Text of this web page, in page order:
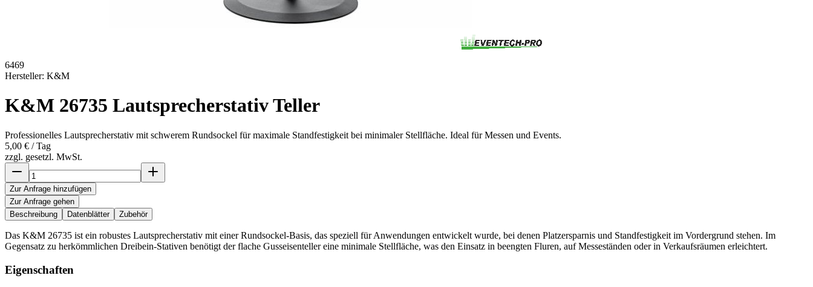
6469
Hersteller: K&M
K&M 26735 Lautsprecherstativ Teller
Professionelles Lautsprecherstativ mit schwerem Rundsockel für maximale Standfestigkeit bei minimaler Stellfläche. Ideal für Messen und Events.
5,00 € / Tag
zzgl. gesetzl. MwSt.
Zur Anfrage hinzufügen
Zur Anfrage gehen
Beschreibung
Datenblätter Zubehör
Das K&M 26735 ist ein robustes Lautsprecherstativ mit einer Rundsockel-Basis, das speziell für Anwendungen entwickelt wurde, bei denen Platzersparnis und Standfestigkeit im Vordergrund stehen. Im
Gegensatz zu herkömmlichen Dreibein-Stativen benötigt der flache Gusseisenteller eine minimale Stellfläche, was den Einsatz in beengten Fluren, auf Messeständen oder in Verkaufsräumen erleichtert.
Eigenschaften